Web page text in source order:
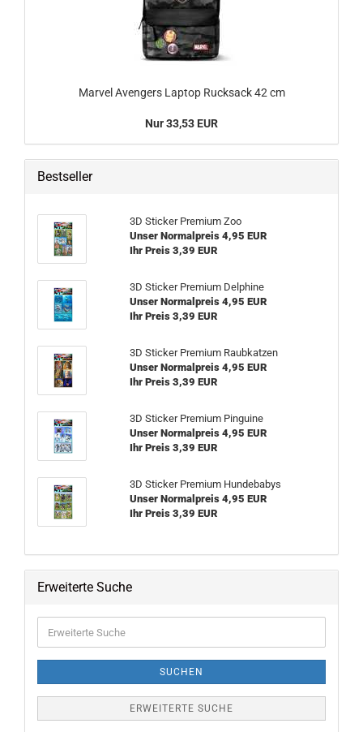
Marvel Avengers Laptop Rucksack 42 cm
Nur 33,53 EUR
Bestseller
3D Sticker Premium Zoo
Unser Normalpreis 4,95 EUR
Ihr Preis 3,39 EUR
3D Sticker Premium Delphine
Unser Normalpreis 4,95 EUR
Ihr Preis 3,39 EUR
3D Sticker Premium Raubkatzen
Unser Normalpreis 4,95 EUR
Ihr Preis 3,39 EUR
3D Sticker Premium Pinguine
Unser Normalpreis 4,95 EUR
Ihr Preis 3,39 EUR
3D Sticker Premium Hundebabys
Unser Normalpreis 4,95 EUR
Ihr Preis 3,39 EUR
Erweiterte Suche
Suche
SUCHEN
ERWEITERTE SUCHE